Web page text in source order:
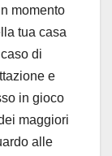
momento
tua casa
di
e
in gioco
maggiori
alle